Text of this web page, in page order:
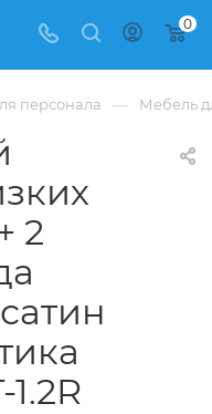
0
персонала — Мебель
2